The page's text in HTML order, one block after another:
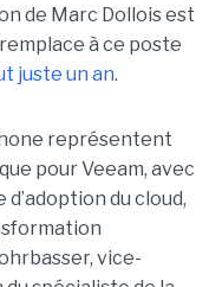
de Marc Dollois est
à ce poste
juste un an.
représentent
pour Veeam, avec
du cloud,
vice-